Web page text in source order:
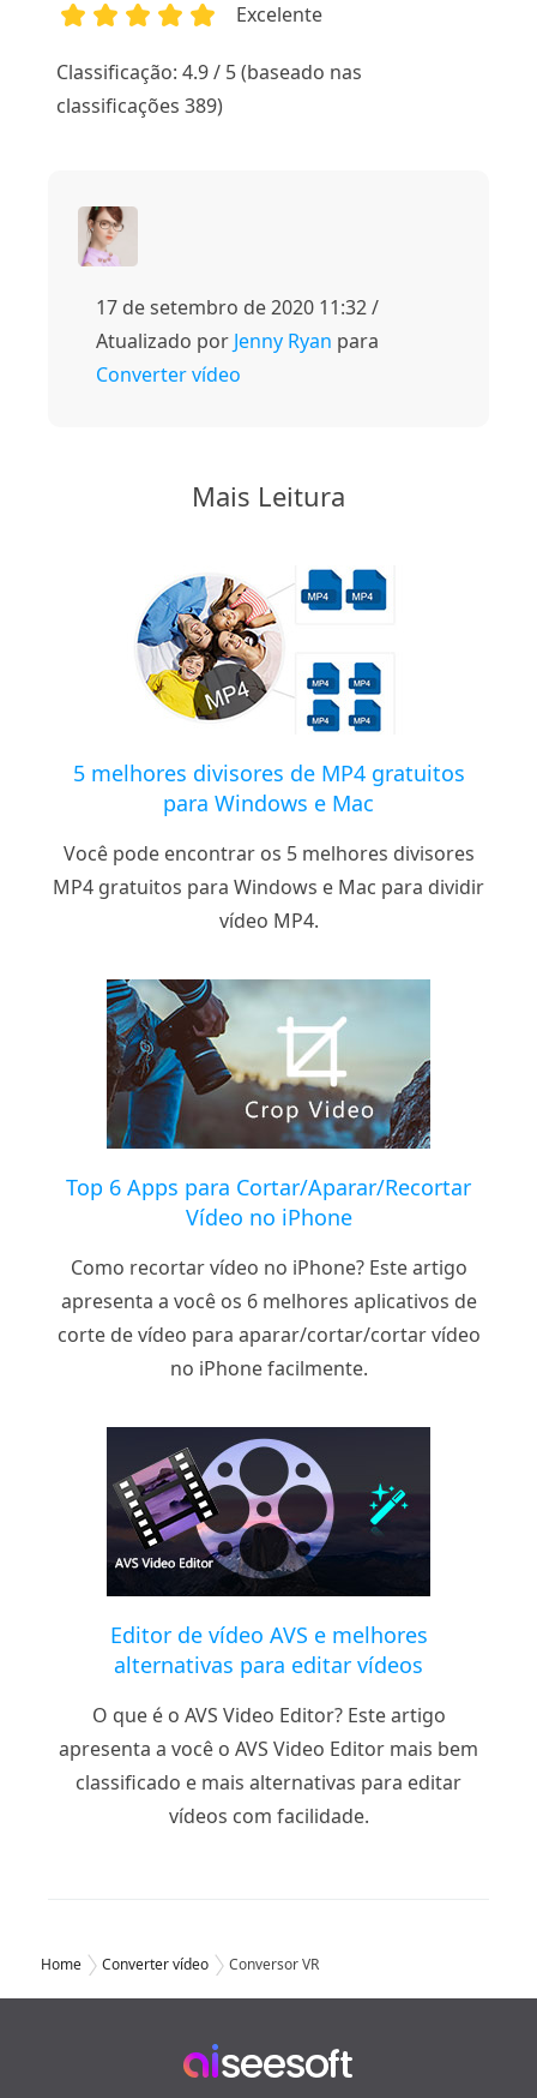
Excelente
Classificação: 4.9 / 5 (baseado nas
classificações 389)
17 de setembro de 2020 11:32 /
Atualizado por Jenny Ryan para
Converter vídeo
Mais Leitura
5 melhores divisores de MP4 gratuitos
para Windows e Mac
Você pode encontrar os 5 melhores divisores
MP4 gratuitos para Windows e Mac para dividir
vídeo MP4.
Top 6 Apps para Cortar/Aparar/Recortar
Vídeo no iPhone
Como recortar vídeo no iPhone? Este artigo
apresenta a você os 6 melhores aplicativos de
corte de vídeo para aparar/cortar/cortar vídeo
no iPhone facilmente.
Editor de vídeo AVS e melhores
alternativas para editar vídeos
O que é o AVS Video Editor? Este artigo
apresenta a você o AVS Video Editor mais bem
classificado e mais alternativas para editar
vídeos com facilidade.
Home Converter vídeo Conversor VR